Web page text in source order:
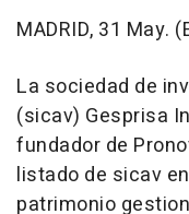
MADRID, 31 May.
La sociedad de
(sicav) Gesprisa
fundador de
listado de sicav
patrimonio